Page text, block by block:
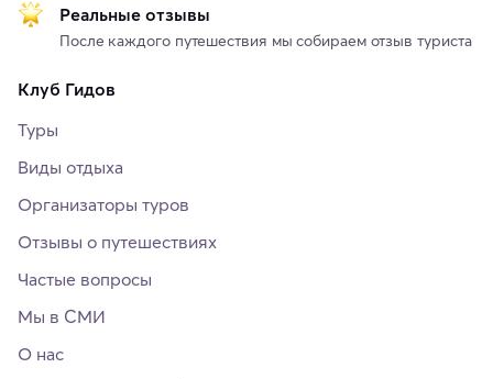
Реальные отзывы
После каждого путешествия мы собираем отзыв туриста
Клуб Гидов
Туры
Виды отдыха
Организаторы туров
Отзывы о путешествиях
Частые вопросы
Мы в СМИ
О нас